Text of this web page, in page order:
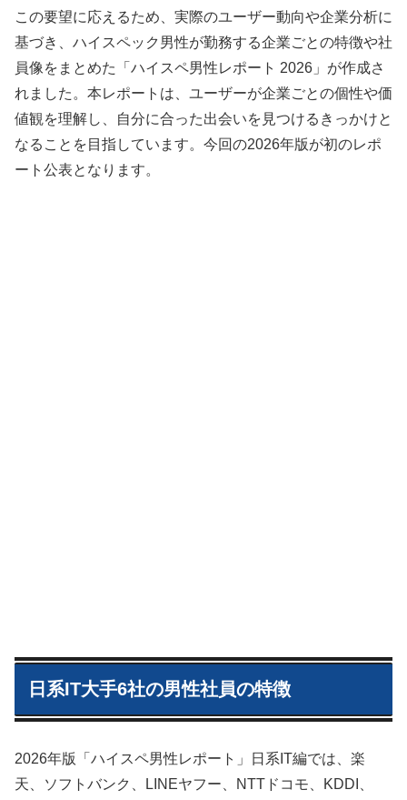
この要望に応えるため、実際のユーザー動向や企業分析に
基づき、ハイスペック男性が勤務する企業ごとの特徴や社
員像をまとめた「ハイスペ男性レポート 2026」が作成さ
れました。本レポートは、ユーザーが企業ごとの個性や価
値観を理解し、自分に合った出会いを見つけるきっかけと
なることを目指しています。今回の2026年版が初のレポ
ート公表となります。
日系IT大手6社の男性社員の特徴
2026年版「ハイスペ男性レポート」日系IT編では、楽
天、ソフトバンク、LINEヤフー、NTTドコモ、KDDI、